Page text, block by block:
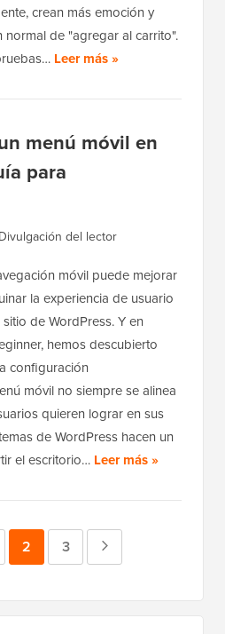
crean más emoción y
de "agregar al carrito".
Leer más »
menú móvil en
para
Divulgación del lector
móvil puede mejorar
la experiencia de usuario
de WordPress. Y en
hemos descubierto
configuración
móvil no siempre se alinea
quieren lograr en sus
de WordPress hacen un
el escritorio… Leer más »
Página
2 Página
3